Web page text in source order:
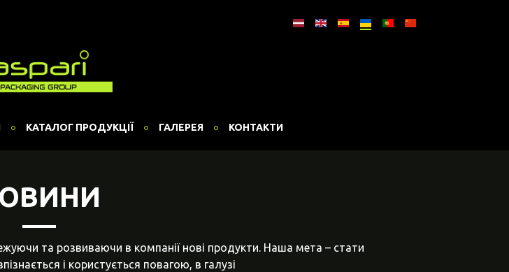
КАТАЛОГ ПРОДУКЦІЇ ГАЛЕРЕЯ КОНТАКТИ
та розвиваючи в компанії нові продукти. Наша мета – стати
і користується повагою, в галузі